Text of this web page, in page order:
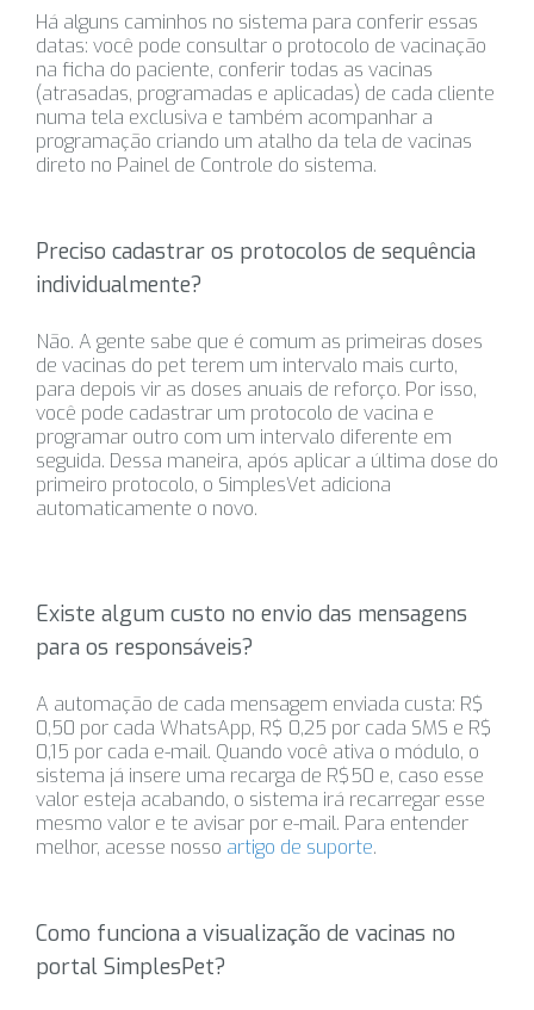
Há alguns caminhos no sistema para conferir essas
datas: você pode consultar o protocolo de vacinação
na ficha do paciente, conferir todas as vacinas
(atrasadas, programadas e aplicadas) de cada cliente
numa tela exclusiva e também acompanhar a
programação criando um atalho da tela de vacinas
direto no Painel de Controle do sistema.
Preciso cadastrar os protocolos de sequência
individualmente?
Não. A gente sabe que é comum as primeiras doses
de vacinas do pet terem um intervalo mais curto,
para depois vir as doses anuais de reforço. Por isso,
você pode cadastrar um protocolo de vacina e
programar outro com um intervalo diferente em
seguida. Dessa maneira, após aplicar a última dose do
primeiro protocolo, o SimplesVet adiciona
automaticamente o novo.
Existe algum custo no envio das mensagens
para os responsáveis?
A automação de cada mensagem enviada custa: R$
0,50 por cada WhatsApp, R$ 0,25 por cada SMS e R$
0,15 por cada e-mail. Quando você ativa o módulo, o
sistema já insere uma recarga de R$50 e, caso esse
valor esteja acabando, o sistema irá recarregar esse
mesmo valor e te avisar por e-mail. Para entender
melhor, acesse nosso artigo de suporte.
Como funciona a visualização de vacinas no
portal SimplesPet?